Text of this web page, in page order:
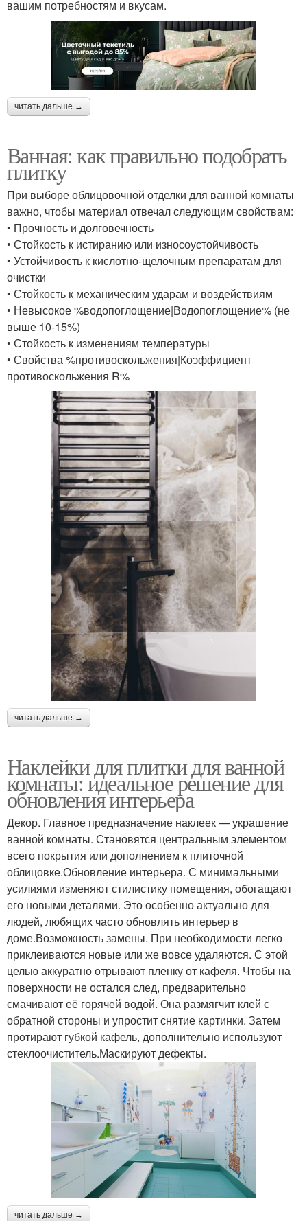
вашим потребностям и вкусам.
читать дальше →
Ванная: как правильно подобрать
плитку
При выборе облицовочной отделки для ванной комнаты
важно, чтобы материал отвечал следующим свойствам:
• Прочность и долговечность
• Стойкость к истиранию или износоустойчивость
• Устойчивость к кислотно-щелочным препаратам для
очистки
• Стойкость к механическим ударам и воздействиям
• Невысокое %водопоглощение|Водопоглощение% (не
выше 10-15%)
• Стойкость к изменениям температуры
• Свойства %противоскольжения|Коэффициент
противоскольжения R%
читать дальше →
Наклейки для плитки для ванной
комнаты: идеальное решение для
обновления интерьера
Декор. Главное предназначение наклеек — украшение
ванной комнаты. Становятся центральным элементом
всего покрытия или дополнением к плиточной
облицовке.Обновление интерьера. С минимальными
усилиями изменяют стилистику помещения, обогащают
его новыми деталями. Это особенно актуально для
людей, любящих часто обновлять интерьер в
доме.Возможность замены. При необходимости легко
приклеиваются новые или же вовсе удаляются. С этой
целью аккуратно отрывают пленку от кафеля. Чтобы на
поверхности не остался след, предварительно
смачивают её горячей водой. Она размягчит клей с
обратной стороны и упростит снятие картинки. Затем
протирают губкой кафель, дополнительно используют
стеклоочиститель.Маскируют дефекты.
читать дальше →